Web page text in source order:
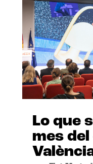
Lo que
mes